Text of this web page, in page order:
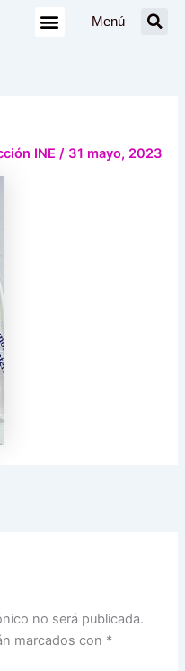
Menú
INE/ 31 mayo, 2023
no será publicada.
marcados con *